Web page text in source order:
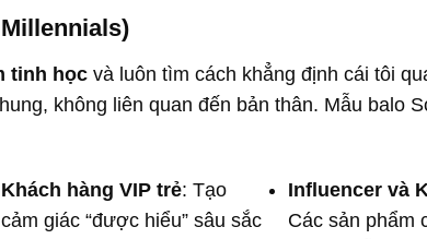
tinh họcvà luôn tìm cách khẳng định cái tôi
không liên quan đến bản thân. Mẫu balo
Khách hàng VIP trẻ: Tạo
cảm giác “được hiểu” sâu sắc
Influencer và
Các sản phẩm